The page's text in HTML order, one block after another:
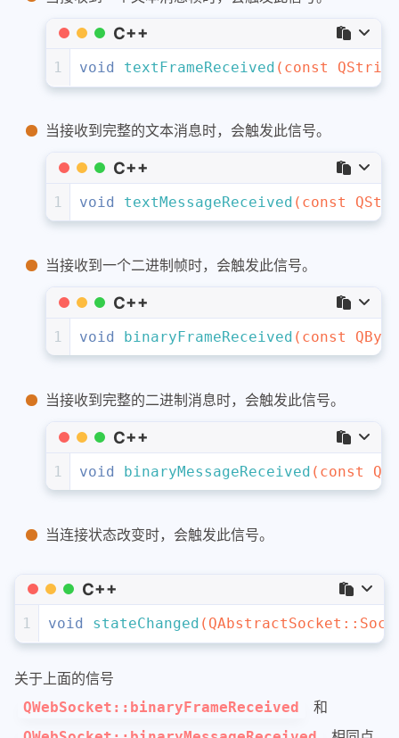
C++
1 void textFrameReceived ( const
当接收到完整的文本消息时，会触发此信号。
C++
1 void textMessageReceived ( const
当接收到一个二进制帧时，会触发此信号。
C++
1 void binaryFrameReceived ( const
当接收到完整的二进制消息时，会触发此信号。
C++
1 void binaryMessageReceived ( const
当连接状态改变时，会触发此信号。
C++
1 void stateChanged
关于上面的信号
QWebSocket::binaryFrameReceived 和